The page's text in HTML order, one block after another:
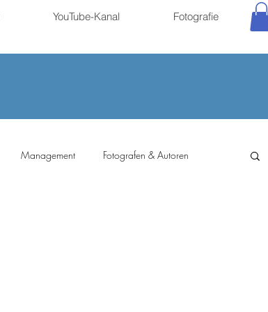
YouTube-Kanal Fotografie
Management Fotografen & Autoren